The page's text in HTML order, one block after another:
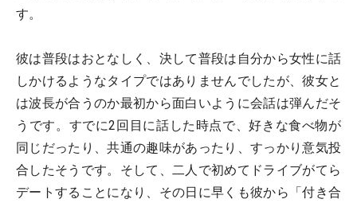
す。
彼は普段はおとなしく、決して普段は自分から女性に話
しかけるようなタイプではありませんでしたが、彼女と
は波長が合うのか最初から面白いように会話は弾んだそ
うです。すでに2回目に話した時点で、好きな食べ物が
同じだったり、共通の趣味があったり、すっかり意気投
合したそうです。そして、二人で初めてドライブがてら
デートすることになり、その日に早くも彼から「付き合